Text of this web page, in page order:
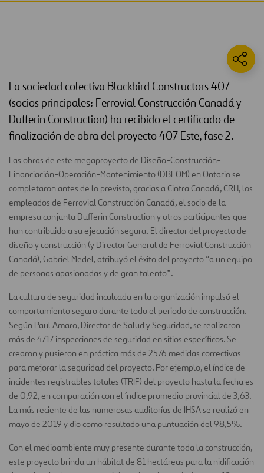
La sociedad colectiva Blackbird Constructors 407
(socios principales: Ferrovial Construcción Canadá y
Dufferin Construction) ha recibido el certificado de
finalización de obra del proyecto 407 Este, fase 2.
Las obras de este megaproyecto de Diseño-Construcción-
Financiación-Operación-Mantenimiento (DBFOM) en Ontario se
completaron antes de lo previsto, gracias a Cintra Canadá, CRH, los
empleados de Ferrovial Construcción Canadá, el socio de la
empresa conjunta Dufferin Construction y otros participantes que
han contribuido a su ejecución segura. El director del proyecto de
diseño y construcción (y Director General de Ferrovial Construcción
Canadá), Gabriel Medel, atribuyó el éxito del proyecto “a un equipo
de personas apasionadas y de gran talento”.
La cultura de seguridad inculcada en la organización impulsó el
comportamiento seguro durante todo el periodo de construcción.
Según Paul Amaro, Director de Salud y Seguridad, se realizaron
más de 4717 inspecciones de seguridad en sitios específicos. Se
crearon y pusieron en práctica más de 2576 medidas correctivas
para mejorar la seguridad del proyecto. Por ejemplo, el índice de
incidentes registrables totales (TRIF) del proyecto hasta la fecha es
de 0,92, en comparación con el índice promedio provincial de 3,63.
La más reciente de las numerosas auditorías de IHSA se realizó en
mayo de 2019 y dio como resultado una puntuación del 98,5%.
Con el medioambiente muy presente durante toda la construcción,
este proyecto brinda un hábitat de 81 hectáreas para la nidificación